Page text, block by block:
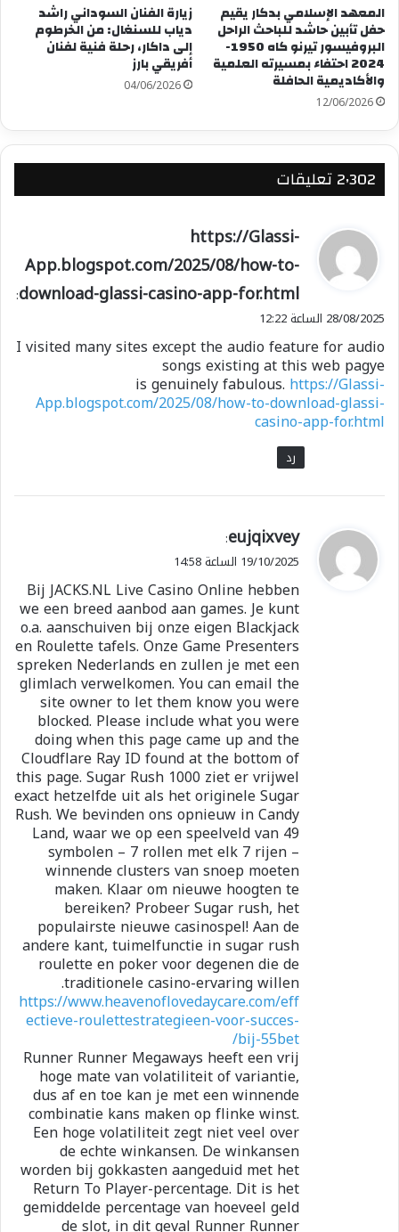
المعهد الإسلامي بدكار يقيم
حفل تأبين حاشد للباحث الراحل
البروفيسور تيرنو كاه 1950-
2024 احتفاء بمسيرته العلمية
والأكاديمية الحافلة
12/06/2026
زيارة الفنان السوداني راشد
دياب للسنغال: من الخرطوم
إلى داكار، رحلة فنية لفنان
أفريقي بارز
04/06/2026
‫2٬302 تعليقات
ي
و
ل
https://Glassi-
App.blogspot.com/2025/08/how-to-
download-glassi-casino-app-for.html
:
28/08/2025 الساعة 12:22
I visited many sites except the audio feature for audio
songs existing at this web pagye
is genuinely fabulous. https://Glassi-
App.blogspot.com/2025/08/how-to-download-glassi-
casino-app-for.html
رد
ي
ق
ل
eujqixvey
:
19/10/2025 الساعة 14:58
Bij JACKS.NL Live Casino Online hebben
we een breed aanbod aan games. Je kunt
o.a. aanschuiven bij onze eigen Blackjack
en Roulette tafels. Onze Game Presenters
spreken Nederlands en zullen je met een
glimlach verwelkomen. You can email the
site owner to let them know you were
blocked. Please include what you were
doing when this page came up and the
Cloudflare Ray ID found at the bottom of
this page. Sugar Rush 1000 ziet er vrijwel
exact hetzelfde uit als het originele Sugar
Rush. We bevinden ons opnieuw in Candy
Land, waar we op een speelveld van 49
symbolen – 7 rollen met elk 7 rijen –
winnende clusters van snoep moeten
maken. Klaar om nieuwe hoogten te
bereiken? Probeer Sugar rush, het
populairste nieuwe casinospel! Aan de
andere kant, tuimelfunctie in sugar rush
roulette en poker voor degenen die de
traditionele casino-ervaring willen.
https://www.heavenoflovedaycare.com/eff
ectieve-roulettestrategieen-voor-succes-
bij-55bet/
Runner Runner Megaways heeft een vrij
hoge mate van volatiliteit of variantie,
dus af en toe kan je met een winnende
combinatie kans maken op flinke winst.
Een hoge volatiliteit zegt niet veel over
de echte winkansen. De winkansen
worden bij gokkasten aangeduid met het
Return To Player-percentage. Dit is het
gemiddelde percentage van hoeveel geld
de slot, in dit geval Runner Runner